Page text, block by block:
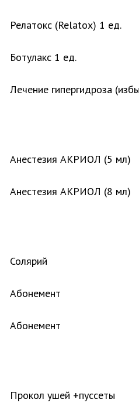
Релатокс (Relatox) 1 ед.
Ботулакс 1 ед.
Лечение гипергидроза
Анестезия АКРИОЛ (5 мл)
Анестезия АКРИОЛ (8 мл)
Солярий
Абонемент
Абонемент
Прокол ушей +пуссеты